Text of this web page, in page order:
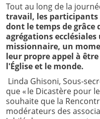
Tout au long de la
travail, les
dont le temps de grâce
agrégations
missionnaire, un
leur propre appel à
l'Église et le monde.
Linda Ghisoni, Sous-
que « le Dicastère pour
souhaite que la
modérateurs des